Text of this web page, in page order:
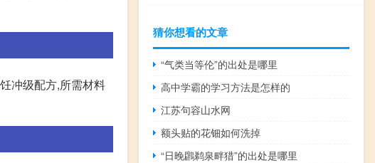
冲级配方,所需材料
猜你想看的文章
“气类当等伦”的出处是哪里
高中学霸的学习方法是怎样的
江苏句容山水网
额头贴的花钿如何洗掉
“日晚鸊鹈泉畔猎”的出处是哪里